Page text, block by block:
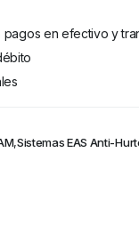
en efectivo y
,Sistemas EAS Anti-